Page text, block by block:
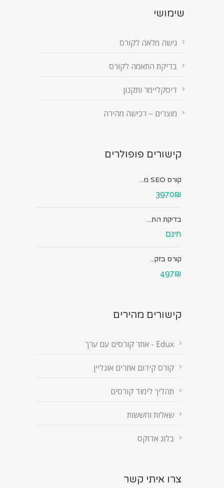
שימושי
גישה מלאה לקורס
בדיקת התאמה לקורס
דיסקליימר ותקנון
מוצרים – רכישה מהירה
קישורים פופולרים
קורס SEO מ...
3970₪
בדיקת הת...
חינם
קורס בזק...
497₪
קישורים מהירים
Edux - אתר קורסים עם ערך
קורס קידום אתרים אונליין
תהליך לימוד קורסים
שאלות וחששות
בלוג אדוקס
צרו איתי קשר